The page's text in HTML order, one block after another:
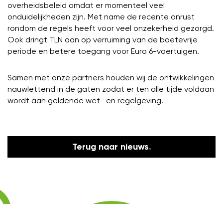
overheidsbeleid omdat er momenteel veel
onduidelijkheden zijn. Met name de recente onrust
rondom de regels heeft voor veel onzekerheid gezorgd.
Ook dringt TLN aan op verruiming van de boetevrije
periode en betere toegang voor Euro 6-voertuigen.
Samen met onze partners houden wij de ontwikkelingen
nauwlettend in de gaten zodat er ten alle tijde voldaan
wordt aan geldende wet- en regelgeving.
Terug naar nieuws.